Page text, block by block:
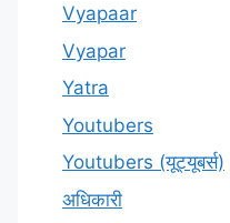
Vyapaar
Vyapar
Yatra
Youtubers
Youtubers (यूट्यूबर्स)
अधिकारी